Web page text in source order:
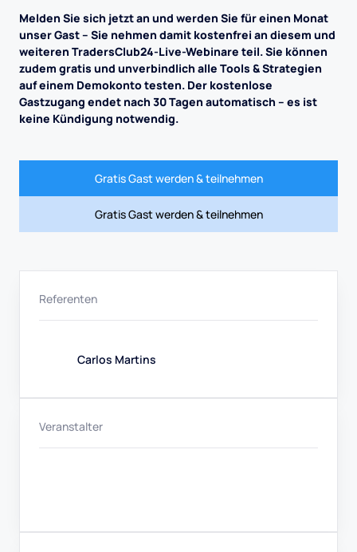
Melden Sie sich jetzt an und werden Sie für einen Monat
unser Gast – Sie nehmen damit kostenfrei an diesem und
weiteren TradersClub24-Live-Webinare teil. Sie können
zudem gratis und unverbindlich alle Tools & Strategien
auf einem Demokonto testen. Der kostenlose
Gastzugang endet nach 30 Tagen automatisch – es ist
keine Kündigung notwendig.
Gratis Gast werden & teilnehmen
Gratis Gast werden & teilnehmen
Referenten
Carlos Martins
Veranstalter